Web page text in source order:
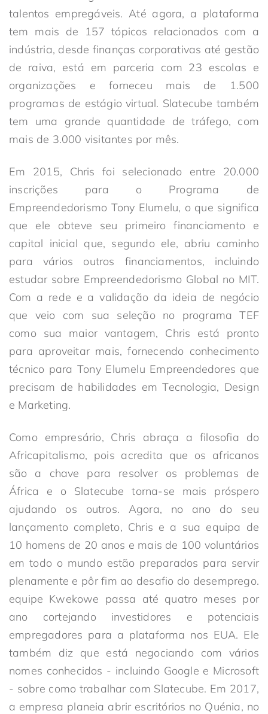
talentos empregáveis. Até agora, a plataforma
tem mais de 157 tópicos relacionados com a
indústria, desde finanças corporativas até gestão
de raiva, está em parceria com 23 escolas e
organizações e forneceu mais de 1.500
programas de estágio virtual. Slatecube também
tem uma grande quantidade de tráfego, com
mais de 3.000 visitantes por mês.
Em 2015, Chris foi selecionado entre 20.000
inscrições para o Programa de
Empreendedorismo Tony Elumelu, o que significa
que ele obteve seu primeiro financiamento e
capital inicial que, segundo ele, abriu caminho
para vários outros financiamentos, incluindo
estudar sobre Empreendedorismo Global no MIT.
Com a rede e a validação da ideia de negócio
que veio com sua seleção no programa TEF
como sua maior vantagem, Chris está pronto
para aproveitar mais, fornecendo conhecimento
técnico para Tony Elumelu Empreendedores que
precisam de habilidades em Tecnologia, Design
e Marketing.
Como empresário, Chris abraça a filosofia do
Africapitalismo, pois acredita que os africanos
são a chave para resolver os problemas de
África e o Slatecube torna-se mais próspero
ajudando os outros. Agora, no ano do seu
lançamento completo, Chris e a sua equipa de
10 homens de 20 anos e mais de 100 voluntários
em todo o mundo estão preparados para servir
plenamente e pôr fim ao desafio do desemprego.
equipe Kwekowe passa até quatro meses por
ano cortejando investidores e potenciais
empregadores para a plataforma nos EUA. Ele
também diz que está negociando com vários
nomes conhecidos - incluindo Google e Microsoft
- sobre como trabalhar com Slatecube. Em 2017,
a empresa planeia abrir escritórios no Quénia, no